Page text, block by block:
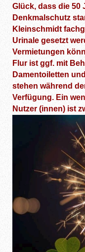
Glück, dass die 50
Denkmalschutz
Kleinschmidt
Urinale gesetzt
Vermietungen
Flur ist ggf. mit
Damentoiletten
stehen während
Verfügung. Ein
Nutzer (innen) ist